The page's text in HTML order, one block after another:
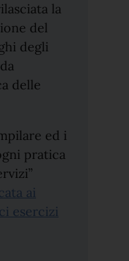
la
del
degli
delle
ed i
pratica
ai
esercizi